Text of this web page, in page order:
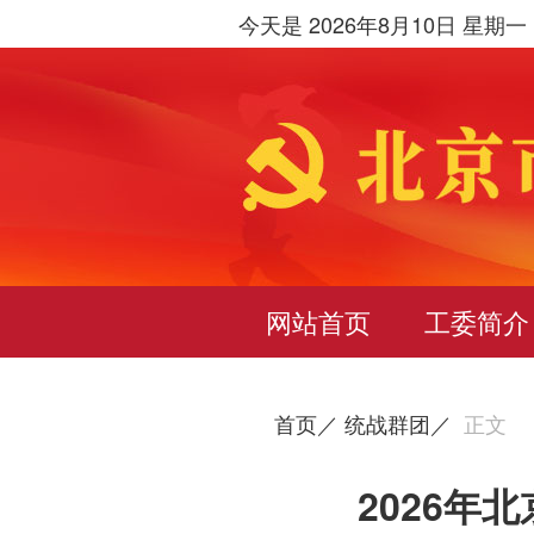
今天是 2026年8月10日 星期一
网站首页 工委简介
首页／ 统战群团／ 正文
2026年北